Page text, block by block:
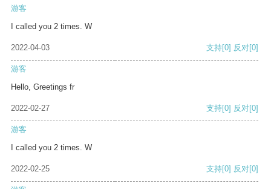
游客
I called you 2 times. W
2022-04-03 支持[0] 反对[0]
游客
Hello, Greetings fr
2022-02-27 支持[0] 反对[0]
游客
I called you 2 times. W
2022-02-25 支持[0] 反对[0]